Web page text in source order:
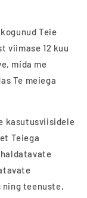
Teie
viimase 12 kuu
mida me
Te meiega
kasutusviisidele
Teiega
teenuste,